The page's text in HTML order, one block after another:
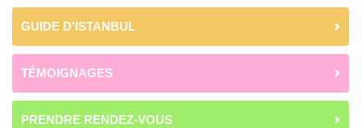
GUIDE D'ISTANBUL
TÉMOIGNAGES
PRENDRE RENDEZ-VOUS